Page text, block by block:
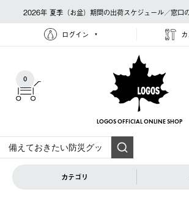
2026年 夏季（お盆）期間の出荷スケジュール／窓口
ログイン
0
LOGOS OFFICIAL ONLINE SHOP
カテゴリ